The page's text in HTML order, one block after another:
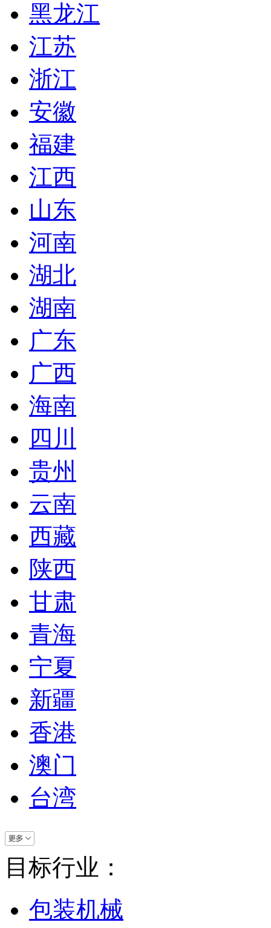
黑龙江
江苏
浙江
安徽
福建
江西
山东
河南
湖北
湖南
广东
广西
海南
四川
贵州
云南
西藏
陕西
甘肃
青海
宁夏
新疆
香港
澳门
台湾
目标行业：
包装机械